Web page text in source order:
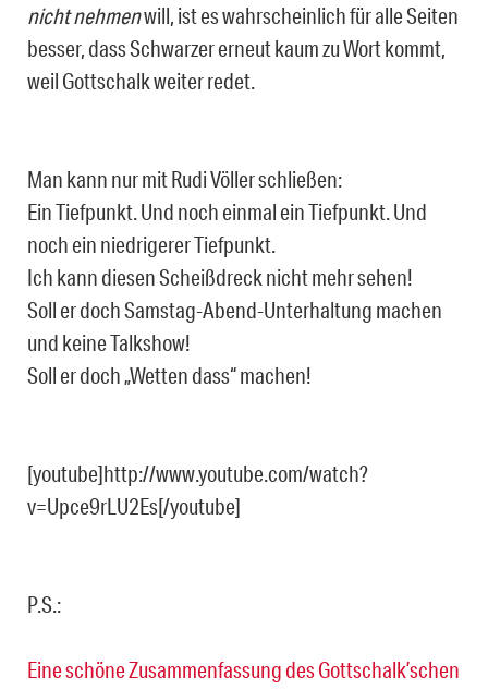
nicht nehmenwill, ist es wahrscheinlich für alle Seiten
besser, dass Schwarzer erneut kaum zu Wort kommt,
weil Gottschalk weiter redet.
Man kann nur mit Rudi Völler schließen:
Ein Tiefpunkt. Und noch einmal ein Tiefpunkt. Und
noch ein niedrigerer Tiefpunkt.
Ich kann diesen Scheißdreck nicht mehr sehen!
Soll er doch Samstag-Abend-Unterhaltung machen
und keine Talkshow!
Soll er doch „Wetten dass“ machen!
[youtube]http://www.youtube.com/watch?
v=Upce9rLU2Es[/youtube]
P.S.:
Eine schöne Zusammenfassung des Gottschalk’schen